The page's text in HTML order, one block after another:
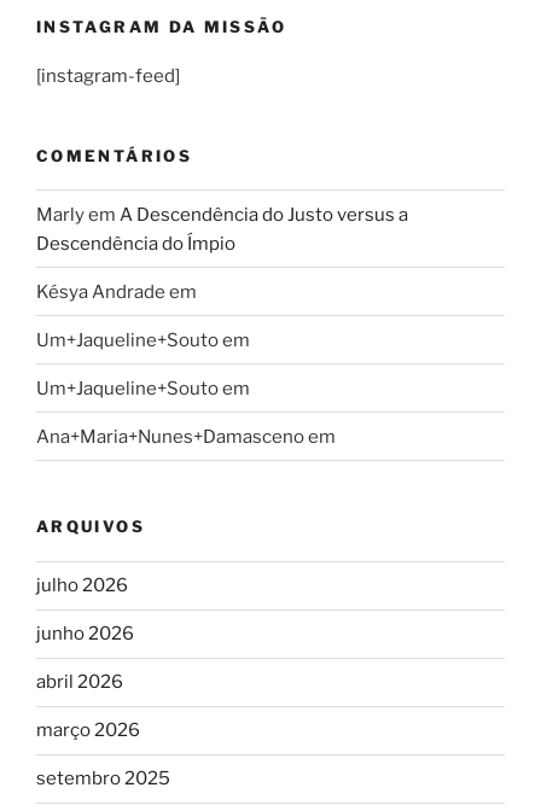
INSTAGRAM DA MISSÃO
[instagram-feed]
COMENTÁRIOS
Marlyem A Descendência do Justo versus a
Descendência do Ímpio
Késya Andrade em
Um+Jaqueline+Soutoem
Um+Jaqueline+Soutoem
Ana+Maria+Nunes+Damascenoem
ARQUIVOS
julho 2026
junho 2026
abril 2026
março 2026
setembro 2025